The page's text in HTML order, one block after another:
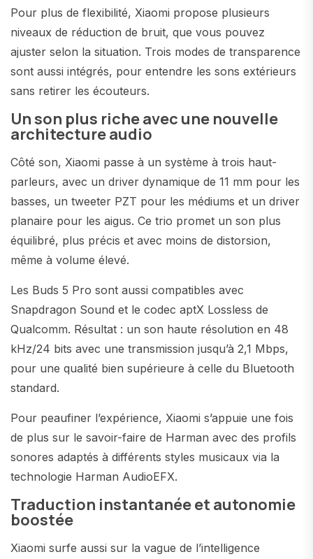
Pour plus de flexibilité, Xiaomi propose plusieurs
niveaux de réduction de bruit, que vous pouvez
ajuster selon la situation. Trois modes de transparence
sont aussi intégrés, pour entendre les sons extérieurs
sans retirer les écouteurs.
Un son plus riche avec une nouvelle
architecture audio
Côté son, Xiaomi passe à un système à trois haut-
parleurs, avec un driver dynamique de 11 mm pour les
basses, un tweeter PZT pour les médiums et un driver
planaire pour les aigus. Ce trio promet un son plus
équilibré, plus précis et avec moins de distorsion,
même à volume élevé.
Les Buds 5 Pro sont aussi compatibles avec
Snapdragon Sound et le codec aptX Lossless de
Qualcomm. Résultat : un son haute résolution en 48
kHz/24 bits avec une transmission jusqu’à 2,1 Mbps,
pour une qualité bien supérieure à celle du Bluetooth
standard.
Pour peaufiner l’expérience, Xiaomi s’appuie une fois
de plus sur le savoir-faire de Harman avec des profils
sonores adaptés à différents styles musicaux via la
technologie Harman AudioEFX.
Traduction instantanée et autonomie
boostée
Xiaomi surfe aussi sur la vague de l’intelligence